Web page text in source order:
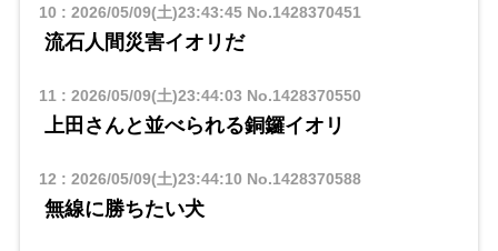
10 : 2026/05/09(土)23:43:45No.1428370451
流石人間災害イオリだ
11 : 2026/05/09(土)23:44:03 No.1428370550
上田さんと並べられる銅鑼イオリ
12 : 2026/05/09(土)23:44:10 No.1428370588
無線に勝ちたい犬